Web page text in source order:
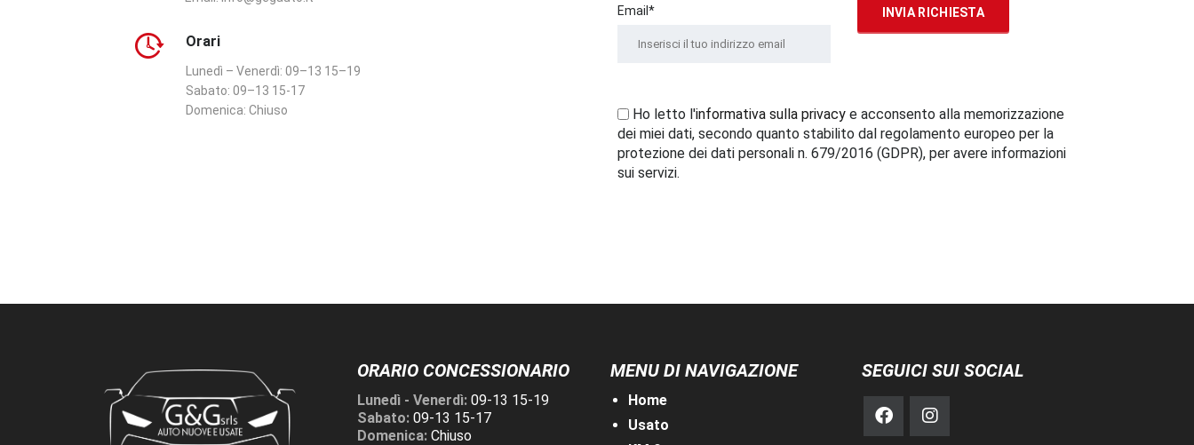
Orari
Lunedì – Venerdì: 09–13 15–19
Sabato: 09–13 15-17
Domenica: Chiuso
Email*
Ho letto l'informativa sulla privacy e acconsento alla memorizzazione
dei miei dati, secondo quanto stabilito dal regolamento europeo per la
protezione dei dati personali n. 679/2016 (GDPR), per avere informazioni
sui servizi.
ORARIO CONCESSIONARIO
Lunedì - Venerdì: 09-13 15-19
Sabato: 09-13 15-17
Domenica: Chiuso
MENU DI NAVIGAZIONE
Home
Usato
SEGUICI SUI SOCIAL